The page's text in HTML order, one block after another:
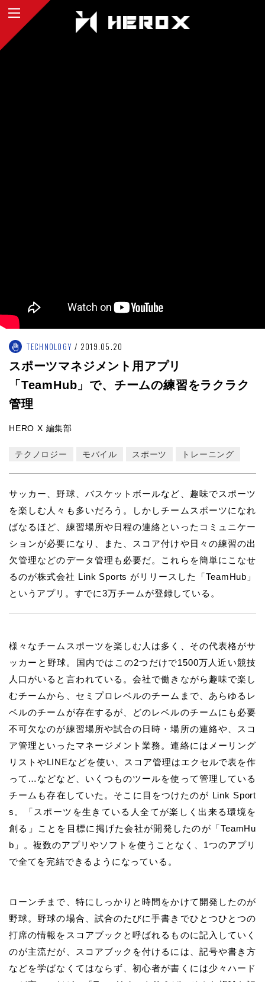
TECHNOLOGY 2019.05.20
スポーツマネジメント用アプリ
「TeamHub」で、チームの練習をラクラク
管理
HERO X 編集部
テクノロジー モバイル スポーツ トレーニング
サッカー、野球、バスケットボールなど、趣味でスポーツ
を楽しむ人々も多いだろう。しかしチームスポーツになれ
ばなるほど、練習場所や日程の連絡といったコミュニケー
ションが必要になり、また、スコア付けや日々の練習の出
欠管理などのデータ管理も必要だ。これらを簡単にこなせ
るのが株式会社 Link Sports がリリースした「TeamHub」
というアプリ。すでに3万チームが登録している。
様々なチームスポーツを楽しむ人は多く、その代表格がサ
ッカーと野球。国内ではこの2つだけで1500万人近い競技
人口がいると言われている。会社で働きながら趣味で楽し
むチームから、セミプロレベルのチームまで、あらゆるレ
ベルのチームが存在するが、どのレベルのチームにも必要
不可欠なのが練習場所や試合の日時・場所の連絡や、スコ
ア管理といったマネージメント業務。連絡にはメーリング
リストやLINEなどを使い、スコア管理はエクセルで表を作
って…などなど、いくつものツールを使って管理している
チームも存在していた。そこに目をつけたのが Link Sport
s。「スポーツを生きている人全てが楽しく出来る環境を
創る」ことを目標に掲げた会社が開発したのが「TeamHu
b」。複数のアプリやソフトを使うことなく、1つのアプリ
で全てを完結できるようになっている。
ローンチまで、特にしっかりと時間をかけて開発したのが
野球。野球の場合、試合のたびに手書きでひとつひとつの
打席の情報をスコアブックと呼ばれるものに記入していく
のが主流だが、スコアブックを付けるには、記号や書き方
などを学ばなくてはならず、初心者が書くには少々ハード